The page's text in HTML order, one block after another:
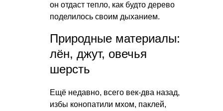
он отдаст тепло, как будто дерево
поделилось своим дыханием.
Природные материалы:
лён, джут, овечья
шерсть
Ещё недавно, всего век-два назад,
избы конопатили мхом, паклей,